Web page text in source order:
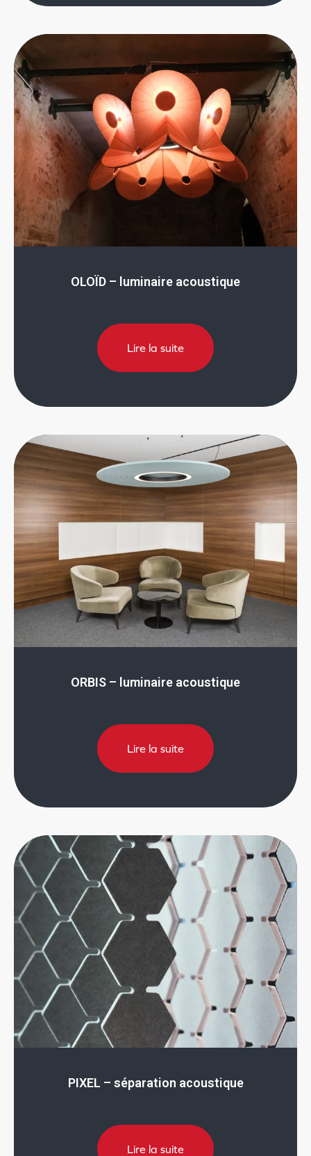
OLOÏD – luminaire acoustique
Lire la suite
ORBIS – luminaire acoustique
Lire la suite
PIXEL – séparation acoustique
Lire la suite